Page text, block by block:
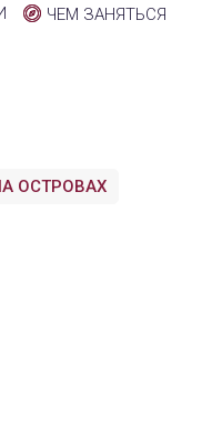
ЧЕМ ЗАНЯТЬСЯ
ОСТРОВАХ